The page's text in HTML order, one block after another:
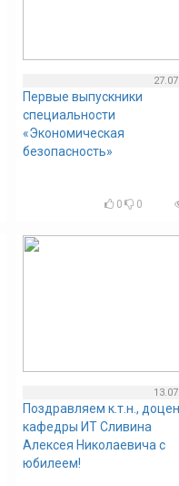
Первые выпускники
специальности
«Экономическая
безопасность»
0 0
Поздравляем к.т.н.,
кафедры ИТ Сливина
Алексея Николаевича с
юбилеем!